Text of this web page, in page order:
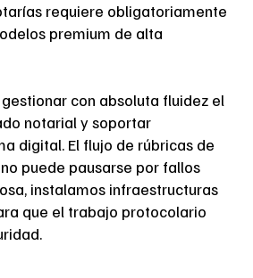
requiere obligatoriamente
premium de alta
con absoluta fluidez el
notarial y soportar
digital. El flujo de rúbricas de
puede pausarse por fallos
instalamos infraestructuras
que el trabajo protocolario